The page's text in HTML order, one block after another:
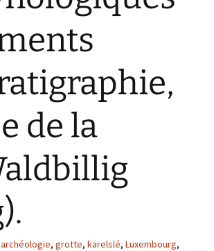
de gestion
de la
archéologie, grotte, karelslé, Luxembourg,